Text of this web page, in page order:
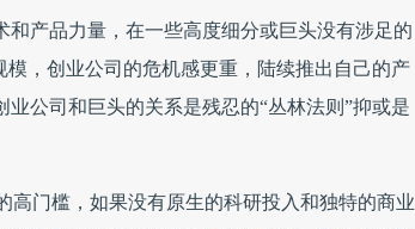
产品力量，在一些高度细分或巨头没有涉足的
，创业公司的危机感更重，陆续推出自己的产
公司和巨头的关系是残忍的“丛林法则”抑或是
门槛，如果没有原生的科研投入和独特的商业